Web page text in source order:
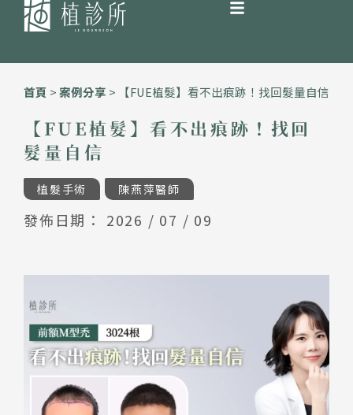
首頁 >案例分享 > 【FUE植髮】看不出痕跡！找回髮量自信
【FUE植髮】看不出痕跡！找回
髮量自信
植髮手術 陳燕萍醫師
發佈日期： 2026 / 07 / 09